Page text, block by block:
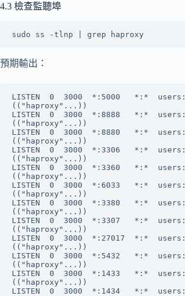
4.3 檢查監聽埠
預期輸出：
LISTEN  0  3000  *:5000   *:*  users:
(("haproxy"...))
LISTEN  0  3000  *:8888   *:*  users:
(("haproxy"...))
LISTEN  0  3000  *:8880   *:*  users:
(("haproxy"...))
LISTEN  0  3000  *:3306   *:*  users:
(("haproxy"...))
LISTEN  0  3000  *:3360   *:*  users:
(("haproxy"...))
LISTEN  0  3000  *:6033   *:*  users:
(("haproxy"...))
LISTEN  0  3000  *:3380   *:*  users:
(("haproxy"...))
LISTEN  0  3000  *:3307   *:*  users:
(("haproxy"...))
LISTEN  0  3000  *:27017  *:*  users:
(("haproxy"...))
LISTEN  0  3000  *:5432   *:*  users:
(("haproxy"...))
LISTEN  0  3000  *:1433   *:*  users:
(("haproxy"...))
LISTEN  0  3000  *:1434   *:*  users: